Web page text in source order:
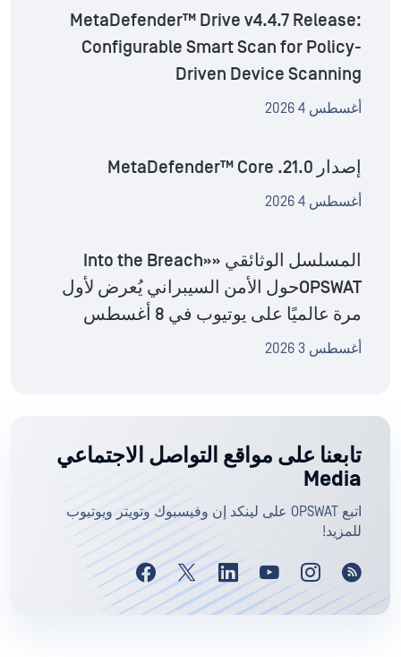
MetaDefender™ Drive v4.4.7 Release:
Configurable Smart Scan for Policy-
Driven Device Scanning
أغسطس 4 2026
إصدار MetaDefender™ Core .21.0
أغسطس 4 2026
المسلسل الوثائقي «Into the Breach»
OPSWATحول الأمن السيبراني يُعرض لأول
مرة عالميًا على يوتيوب في 8 أغسطس
أغسطس 3 2026
تابعنا على مواقع التواصل الاجتماعي
Media
اتبع OPSWAT على لينكد إن وفيسبوك وتويتر ويوتيوب
للمزيد!